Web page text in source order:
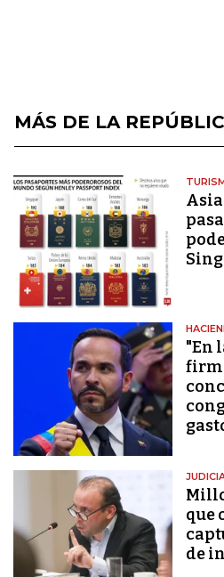
MÁS DE LA
"En
que
de